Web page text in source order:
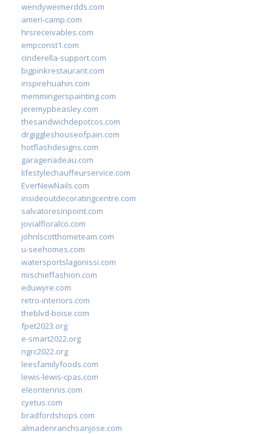
wendyweimerdds.com
ameri-camp.com
hrsreceivables.com
empconst1.com
cinderella-support.com
bigpinkrestaurant.com
inspirehuahin.com
memmingerspainting.com
jeremypbeasley.com
thesandwichdepotcos.com
drgiggleshouseofpain.com
hotflashdesigns.com
garagenadeau.com
lifestylechauffeurservice.com
EverNewNails.com
insideoutdecoratingcentre.com
salvatoresinpoint.com
jovialfloralco.com
johnlscotthometeam.com
u-seehomes.com
watersportslagonissi.com
mischieffashion.com
eduwyre.com
retro-interiors.com
theblvd-boise.com
fpet2023.org
e-smart2022.org
ngrc2022.org
leesfamilyfoods.com
lewis-lewis-cpas.com
eleontennis.com
cyetus.com
bradfordshops.com
almadenranchsanjose.com